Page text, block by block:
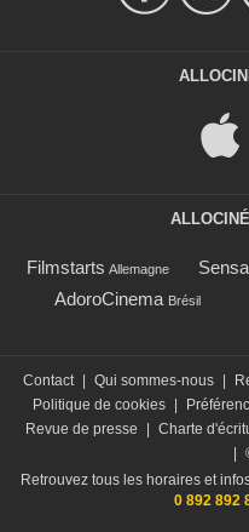
Filmstarts Allemagne
AdoroCinema Brésil
Contact | Qui sommes-nous |
Politique de cookies |
Revue de presse
| Charte
|
Retrouvez tous les horaires et
0 892 892